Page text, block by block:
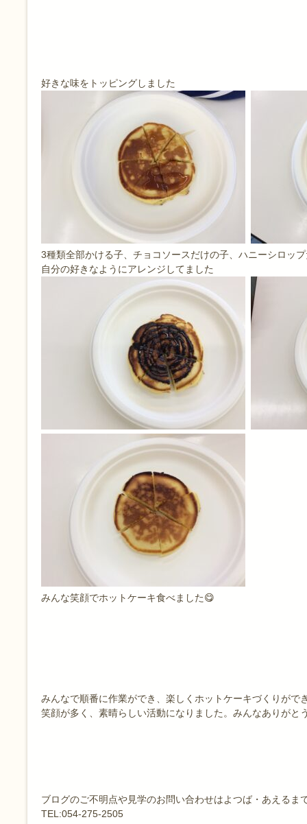
好きな味をトッピングしました
3種類全部かける子、チョコソースだけの子、ハニーシロッ
自分の好きなようにアレンジしてました
みんな笑顔でホットケーキ食べました😋
みんなで順番に作業ができ、楽しくホットケーキづくりがで
笑顔が多く、素晴らしい活動になりました。みんなありがと
ブログのご不明点や見学のお問い合わせはよつば・あえるま
TEL:054-275-2505